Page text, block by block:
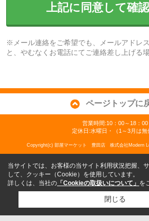
上記に同意して確
※メール連絡をご希望でも、メールアドレ
と、やむなくお電話にてご連絡差し上げる
ページトップに
営業時間:10：00～18：00
定休日:水曜日・（1～3月は無
Copyright(c) 部屋マーケット 豊田店 株式会社Modern
当サイトでは、お客様の当サイト利用状況把握、
して、クッキー（Cookie）を使用しています。
詳しくは、当社の 「Cookieの取扱いについて」 を
閉じる